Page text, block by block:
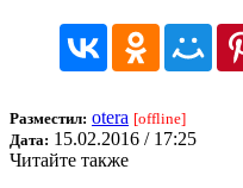
Разместил: otera [offline]
Дата: 15.02.2016 / 17:25
Читайте также